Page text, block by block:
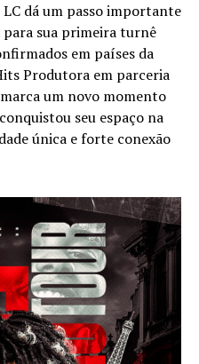
dá um passo importante
para sua primeira turnê
em países da
Produtora em parceria
um novo momento
seu espaço na
única e forte conexão